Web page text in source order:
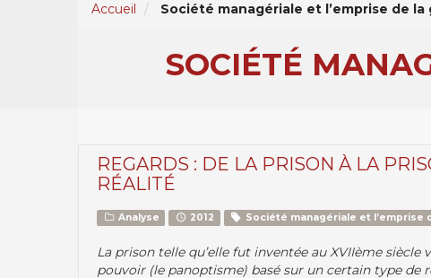
Accueil Société managériale et l’emprise de la
SOCIÉTÉ
REGARDS : DE LA PRISON À LA
RÉALITÉ
Analyse 2012 Société managériale et l’emprise
La prison telle qu’elle fut inventée au XVIIème
pouvoir (le panoptisme) basé sur un certain type de